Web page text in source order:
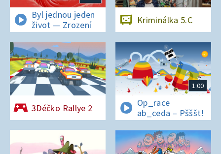
Byl jednou jeden
život — Zrození
Kriminálka 5.C
3Déčko Rallye 2
1:00
Op_race
ab_ceda – Pšššt!